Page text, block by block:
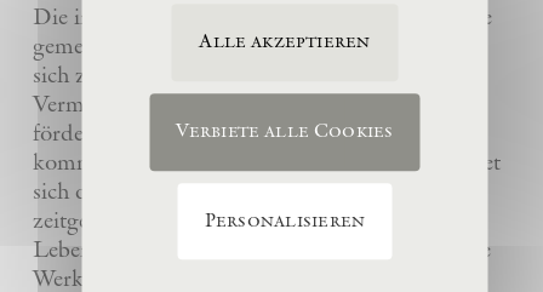
Die im Jahre 2017 von Anselm Kiefer gegründete
gemeinnützige Eschaton –Kunststiftung hat es
sich zur Aufgabe gemacht, das künstlerische
Vermächtnis ihres Gründers Anselm Kiefer zu
fördern und sein Atelier La Ribaute für
kommende Generationen zu erhalten. Sie widmet
sich dem Verständnis und der Wertschätzung
zeitgenössischer Kunst, insbesondere des
Lebenswerks von Anselm Kiefer, indem sie seine
Werke und die anderer Künstler bewahrt und
Alle akzeptieren
Verbiete alle Cookies
Personalisieren